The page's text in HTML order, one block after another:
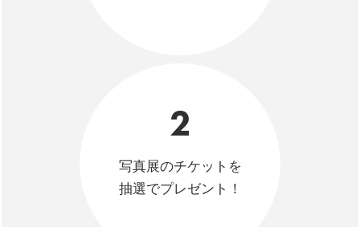
2
写真展のチケットを
抽選でプレゼント！